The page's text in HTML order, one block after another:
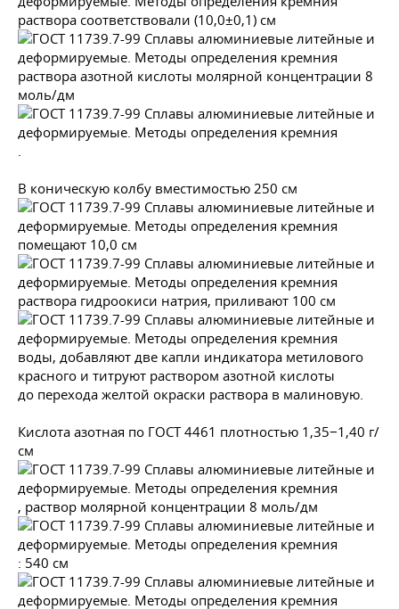
раствора соответствовали (10,0±0,1) см
раствора азотной кислоты молярной концентрации 8
моль/дм
.
В коническую колбу вместимостью 250 см
помещают 10,0 см
раствора гидроокиси натрия, приливают 100 см
воды, добавляют две капли индикатора метилового
красного и титруют раствором азотной кислоты
до перехода желтой окраски раствора в малиновую.
Кислота азотная по ГОСТ 4461 плотностью 1,35−1,40 г/
см
, раствор молярной концентрации 8 моль/дм
: 540 см